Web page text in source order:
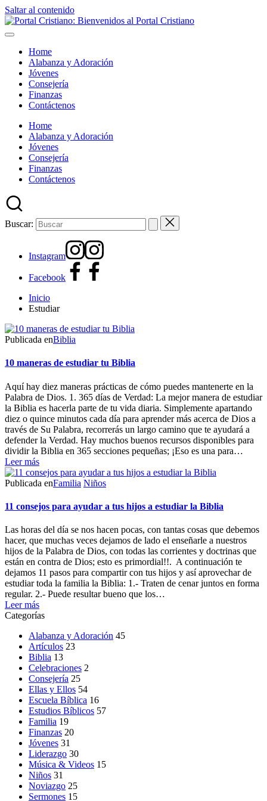
Saltar al contenido
Home
Alabanza y Adoración
Jóvenes
Consejería
Finanzas
Contáctenos
Home
Alabanza y Adoración
Jóvenes
Consejería
Finanzas
Contáctenos
Buscar:
Instagram
Facebook
Inicio
Estudiar
Publicada enBiblia
10 maneras de estudiar tu Biblia
Aquí hay diez maneras prácticas de cómo puedes mantenerte en la
Palabra de Dios. 1. 365 días de Verdad: La mejor manera de estudiar
la Biblia es hacerla parte de tu vida diaria. Simplemente apartando
diez o quince minutos cada día para aprender más acerca de Dios a
través de Su Palabra, recorrerás un largo camino que te ayudará a
defender la Verdad. Hay muchos buenos recursos disponibles para
dividir la Biblia en 365 secciones pequeñas; ¡Eso es una para…
Leer más
Publicada enFamilia Niños
11 consejos para ayudar a tus hijos a estudiar la Biblia
Las horas del día se nos hacen pocas, con tantas cosas que debemos
hacer, que muchas veces dejamos de lado el enseñarle a nuestros
hijos de la Palabra de Dios, con todas las corrientes y doctrinas que
están en contra de Dios; esto es primordial!!. A continuación te
dejamos 11 pasos para compartir con tus hijos y así aprovechar de
estudiar toda la familia la Biblia: 1.- Traten de cenar juntos en forma
regular. 2.- Puede resultar bueno que los…
Leer más
Categorías
Alabanza y Adoración 45
Artículos 23
Biblia 13
Celebraciones 2
Consejería 25
Ellas y Ellos 54
Escuela Bíblica 16
Estudios Bíblicos 57
Familia 19
Finanzas 20
Jóvenes 31
Liderazgo 30
Música & Videos 15
Niños 31
Noviazgo 25
Sermones 15